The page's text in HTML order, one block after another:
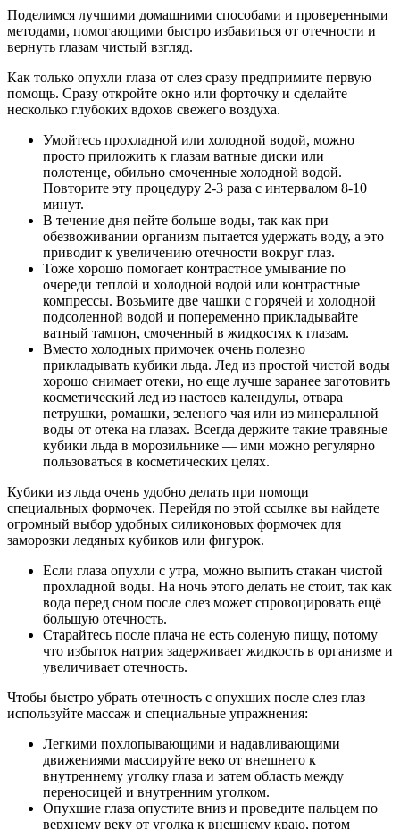
Поделимся лучшими домашними способами и проверенными
методами, помогающими быстро избавиться от отечности и
вернуть глазам чистый взгляд.
Как только опухли глаза от слез сразу предпримите первую
помощь. Сразу откройте окно или форточку и сделайте
несколько глубоких вдохов свежего воздуха.
Умойтесь прохладной или холодной водой, можно
просто приложить к глазам ватные диски или
полотенце, обильно смоченные холодной водой.
Повторите эту процедуру 2-3 раза с интервалом 8-10
минут.
В течение дня пейте больше воды, так как при
обезвоживании организм пытается удержать воду, а это
приводит к увеличению отечности вокруг глаз.
Тоже хорошо помогает контрастное умывание по
очереди теплой и холодной водой или контрастные
компрессы. Возьмите две чашки с горячей и холодной
подсоленной водой и попеременно прикладывайте
ватный тампон, смоченный в жидкостях к глазам.
Вместо холодных примочек очень полезно
прикладывать кубики льда. Лед из простой чистой воды
хорошо снимает отеки, но еще лучше заранее заготовить
косметический лед из настоев календулы, отвара
петрушки, ромашки, зеленого чая или из минеральной
воды от отека на глазах. Всегда держите такие травяные
кубики льда в морозильнике — ими можно регулярно
пользоваться в косметических целях.
Кубики из льда очень удобно делать при помощи
специальных формочек. Перейдя по этой ссылке вы найдете
огромный выбор удобных силиконовых формочек для
заморозки ледяных кубиков или фигурок.
Если глаза опухли с утра, можно выпить стакан чистой
прохладной воды. На ночь этого делать не стоит, так как
вода перед сном после слез может спровоцировать ещё
большую отечность.
Старайтесь после плача не есть соленую пищу, потому
что избыток натрия задерживает жидкость в организме и
увеличивает отечность.
Чтобы быстро убрать отечность с опухших после слез глаз
используйте массаж и специальные упражнения:
Легкими похлопывающими и надавливающими
движениями массируйте веко от внешнего к
внутреннему уголку глаза и затем область между
переносицей и внутренним уголком.
Опухшие глаза опустите вниз и проведите пальцем по
верхнему веку от уголка к внешнему краю, потом